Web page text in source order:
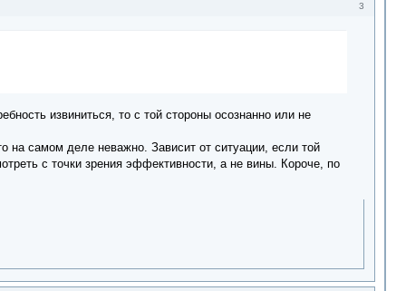
3
извиниться, то с той стороны осознанно или не
на самом деле неважно. Зависит от ситуации, если той
с точки зрения эффективности, а не вины. Короче, по